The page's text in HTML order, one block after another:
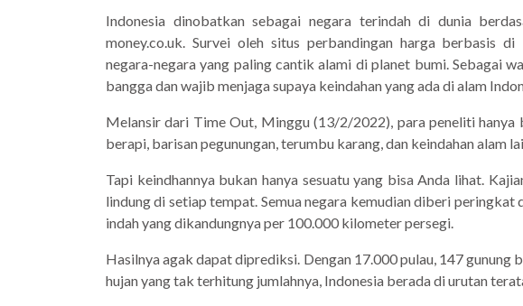
Indonesia dinobatkan sebagai negara terindah di dunia
money.co.uk. Survei oleh situs perbandingan harga berbasis
negara-negara yang paling cantik alami di planet bumi. Sebagai
bangga dan wajib menjaga supaya keindahan yang ada di alam
Melansir dari Time Out, Minggu (13/2/2022), para peneliti hanya
berapi, barisan pegunungan, terumbu karang, dan keindahan alam
Tapi keindhannya bukan hanya sesuatu yang bisa Anda lihat.
lindung di setiap tempat. Semua negara kemudian diberi peringkat
indah yang dikandungnya per 100.000 kilometer persegi.
Hasilnya agak dapat diprediksi. Dengan 17.000 pulau, 147 gunung
hujan yang tak terhitung jumlahnya, Indonesia berada di urutan